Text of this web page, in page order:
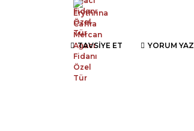
TAVSİYE ET YORUM YAZ